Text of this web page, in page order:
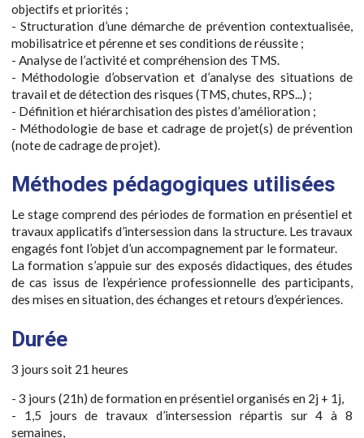
objectifs et priorités ;
- Structuration d’une démarche de prévention contextualisée,
mobilisatrice et pérenne et ses conditions de réussite ;
- Analyse de l’activité et compréhension des TMS.
- Méthodologie d’observation et d’analyse des situations de
travail et de détection des risques (TMS, chutes, RPS...) ;
- Définition et hiérarchisation des pistes d’amélioration ;
- Méthodologie de base et cadrage de projet(s) de prévention
(note de cadrage de projet).
Méthodes pédagogiques utilisées
Le stage comprend des périodes de formation en présentiel et
travaux applicatifs d’intersession dans la structure. Les travaux
engagés font l’objet d’un accompagnement par le formateur.
La formation s’appuie sur des exposés didactiques, des études
de cas issus de l’expérience professionnelle des participants,
des mises en situation, des échanges et retours d’expériences.
Durée
3 jours soit 21 heures
- 3 jours (21h) de formation en présentiel organisés en 2j + 1j,
- 1,5 jours de travaux d’intersession répartis sur 4 à 8
semaines,